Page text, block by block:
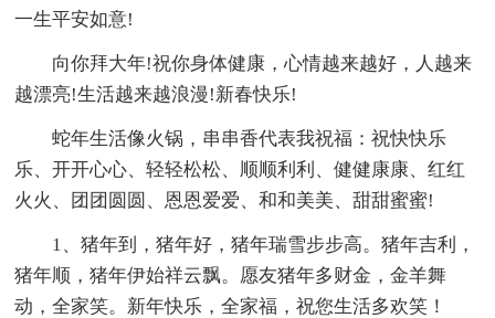
一生平安如意!
向你拜大年!祝你身体健康，心情越来越好，人越来
越漂亮!生活越来越浪漫!新春快乐!
蛇年生活像火锅，串串香代表我祝福：祝快快乐
乐、开开心心、轻轻松松、顺顺利利、健健康康、红红
火火、团团圆圆、恩恩爱爱、和和美美、甜甜蜜蜜!
1、猪年到，猪年好，猪年瑞雪步步高。猪年吉利，
猪年顺，猪年伊始祥云飘。愿友猪年多财金，金羊舞
动，全家笑。新年快乐，全家福，祝您生活多欢笑！